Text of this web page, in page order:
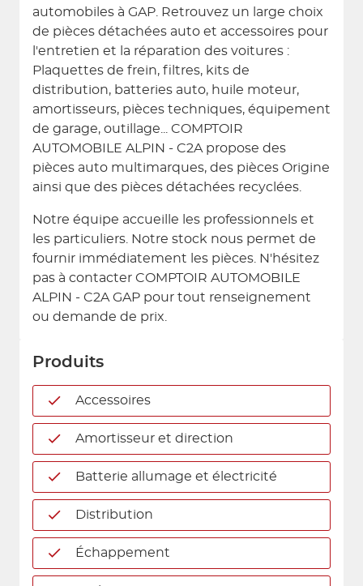
automobiles à GAP. Retrouvez un large choix
de pièces détachées auto et accessoires pour
l'entretien et la réparation des voitures :
Plaquettes de frein, filtres, kits de
distribution, batteries auto, huile moteur,
amortisseurs, pièces techniques, équipement
de garage, outillage... COMPTOIR
AUTOMOBILE ALPIN - C2A propose des
pièces auto multimarques, des pièces Origine
ainsi que des pièces détachées recyclées.
Notre équipe accueille les professionnels et
les particuliers. Notre stock nous permet de
fournir immédiatement les pièces. N'hésitez
pas à contacter COMPTOIR AUTOMOBILE
ALPIN - C2A GAP pour tout renseignement
ou demande de prix.
Produits
Accessoires
Amortisseur et direction
Batterie allumage et électricité
Distribution
Échappement